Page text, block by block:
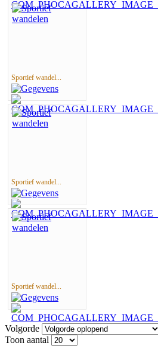
Sportief wandel...
Sportief wandel...
Sportief wandel...
Volgorde
Toon aantal